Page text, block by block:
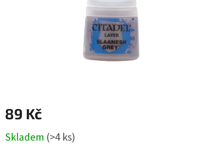
89 Kč
cena:
Skladem (>4 ks)